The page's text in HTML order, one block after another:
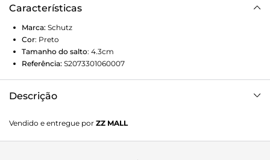
Características
Marca: Schutz
Cor: Preto
Tamanho do salto: 4.3cm
Referência: S2073301060007
Descrição
trendy das tiras com malha de brilho coloridas em
contraste com o solado tratorado esportivo. De fácil calce,
Vendido e entregue por ZZ MALL